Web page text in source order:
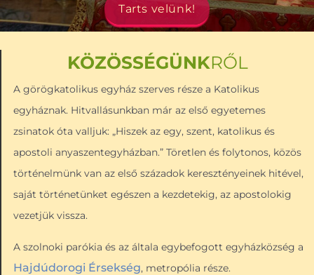
Tarts velünk!
KÖZÖSSÉGÜNKRŐL
A görögkatolikus egyház szerves része a Katolikus
egyháznak. Hitvallásunkban már az első egyetemes
zsinatok óta valljuk: „Hiszek az egy, szent, katolikus és
apostoli anyaszentegyházban.” Töretlen és folytonos, közös
történelmünk van az első századok keresztényeinek hitével,
saját történetünket egészen a kezdetekig, az apostolokig
vezetjük vissza.
A szolnoki parókia és az általa egybefogott egyházközség a
Hajdúdorogi Érsekség, metropólia része.